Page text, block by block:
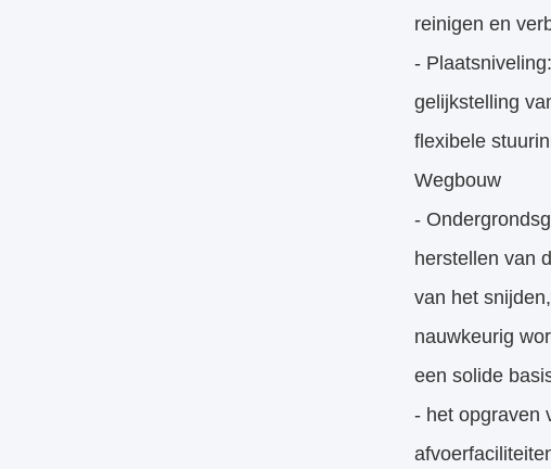
reinigen en
-
gelijkstelling
flexibele
Wegbouw
-
herstellen van
van het
nauwkeurig
een solide
- het opgraven